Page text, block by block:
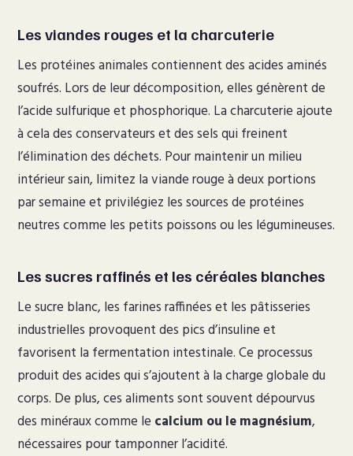
Les viandes rouges et la charcuterie
Les protéines animales contiennent des acides aminés
soufrés. Lors de leur décomposition, elles génèrent de
l’acide sulfurique et phosphorique. La charcuterie ajoute
à cela des conservateurs et des sels qui freinent
l’élimination des déchets. Pour maintenir un milieu
intérieur sain, limitez la viande rouge à deux portions
par semaine et privilégiez les sources de protéines
neutres comme les petits poissons ou les légumineuses.
Les sucres raffinés et les céréales blanches
Le sucre blanc, les farines raffinées et les pâtisseries
industrielles provoquent des pics d’insuline et
favorisent la fermentation intestinale. Ce processus
produit des acides qui s’ajoutent à la charge globale du
corps. De plus, ces aliments sont souvent dépourvus
des minéraux comme le calcium ou le magnésium,
nécessaires pour tamponner l’acidité.